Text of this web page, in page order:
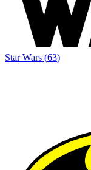
Star Wars (63)